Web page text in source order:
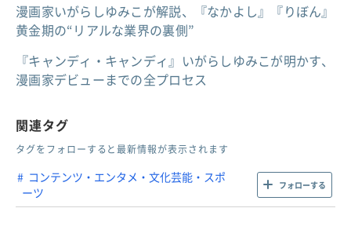
漫画家いがらしゆみこが解説、『なかよし』『りぼん』
黄金期の“リアルな業界の裏側”
『キャンディ・キャンディ』いがらしゆみこが明かす、
漫画家デビューまでの全プロセス
関連タグ
タグをフォローすると最新情報が表示されます
コンテンツ・エンタメ・文化芸能・スポ
ーツ
フォローする